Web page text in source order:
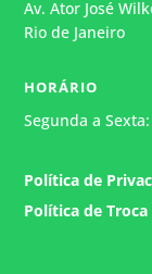
Av. Ator José
Rio de Janeiro
HORÁRIO
Segunda a
Política de
Política de